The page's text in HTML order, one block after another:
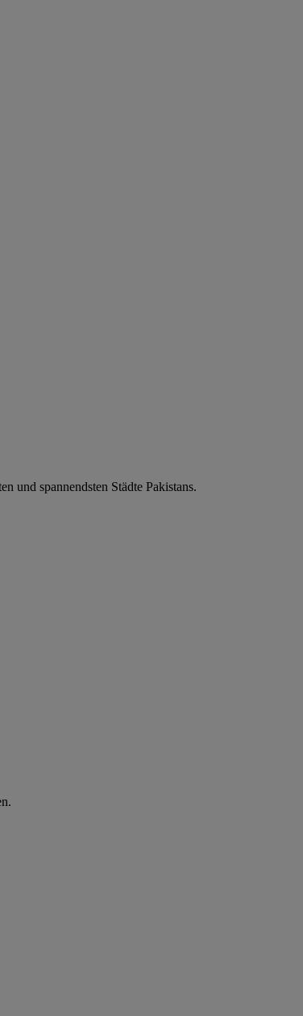
und spannendsten Städte Pakistans.